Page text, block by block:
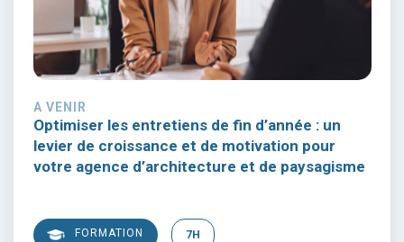
A VENIR
Optimiser les entretiens de fin d’année : un
levier de croissance et de motivation pour
votre agence d’architecture et de paysagisme
FORMATION 7H